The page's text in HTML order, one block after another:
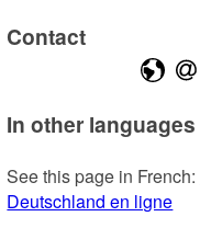
Contact
In other languages
See this page in French:
Deutschland en ligne